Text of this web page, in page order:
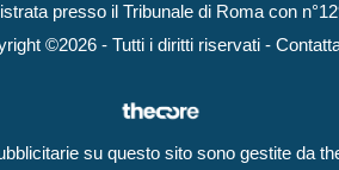
presso il Tribunale di Roma con
©2026 - Tutti i diritti riservati -
su questo sito sono gestite da